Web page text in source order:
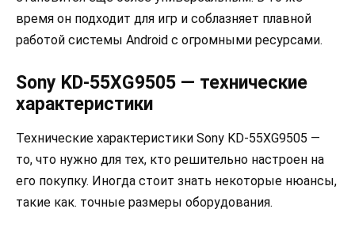
время он подходит для игр и соблазняет плавной
работой системы Android с огромными ресурсами.
Sony KD-55XG9505 — технические
характеристики
Технические характеристики Sony KD-55XG9505 —
то, что нужно для тех, кто решительно настроен на
его покупку. Иногда стоит знать некоторые нюансы,
такие как. точные размеры оборудования.